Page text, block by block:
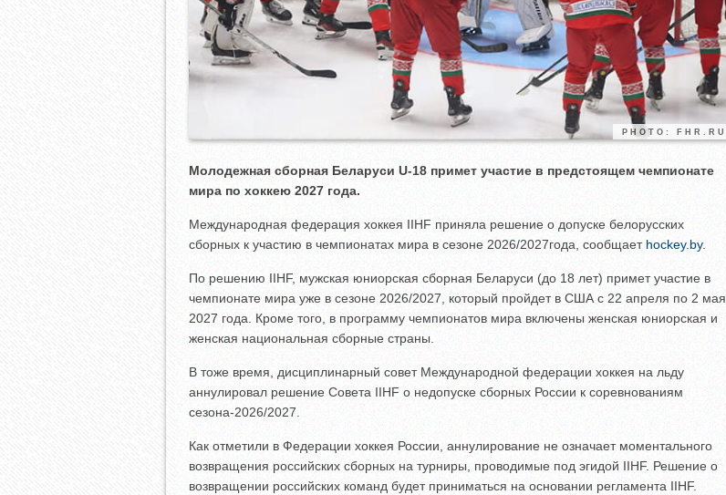
PHOTO: FHR.RU
Молодежная сборная Беларуси U-18 примет участие в предстоящем чемпионате
мира по хоккею 2027 года.
Международная федерация хоккея IIHF приняла решение о допуске белорусских
сборных к участию в чемпионатах мира в сезоне 2026/2027года, сообщает hockey.by.
По решению IIHF, мужская юниорская сборная Беларуси (до 18 лет) примет участие в
чемпионате мира уже в сезоне 2026/2027, который пройдет в США с 22 апреля по 2 мая
2027 года. Кроме того, в программу чемпионатов мира включены женская юниорская и
женская национальная сборные страны.
В тоже время, дисциплинарный совет Международной федерации хоккея на льду
аннулировал решение Совета IIHF о недопуске сборных России к соревнованиям
сезона-2026/2027.
Как отметили в Федерации хоккея России, аннулирование не означает моментального
возвращения российских сборных на турниры, проводимые под эгидой IIHF. Решение о
возвращении российских команд будет приниматься на основании регламента IIHF.